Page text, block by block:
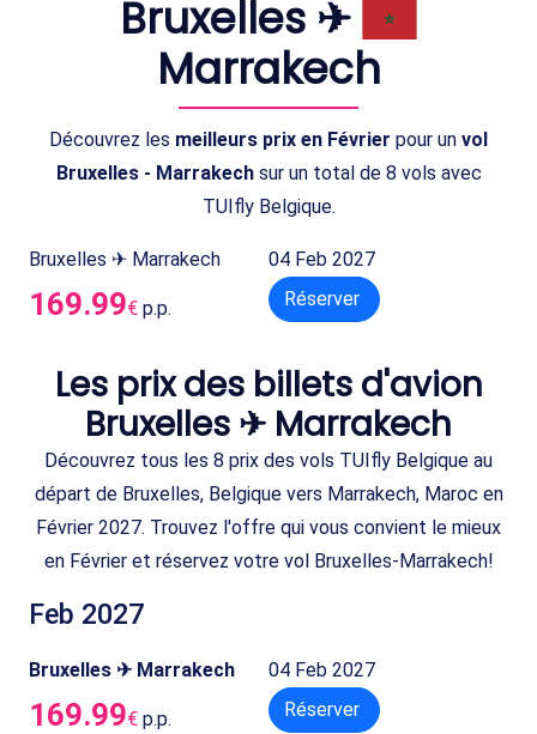
Bruxelles ✈
Marrakech
Découvrez les meilleurs prix en Février pour un vol
Bruxelles - Marrakechsur un total de 8 vols avec
TUIfly Belgique.
Bruxelles ✈ Marrakech 04 Feb 2027
169.99€ p.p. Réserver
Les prix des billets d'avion
Bruxelles ✈ Marrakech
Découvrez tous les 8 prix des vols TUIfly Belgique au
départ de Bruxelles, Belgique vers Marrakech, Maroc en
Février 2027. Trouvez l'offre qui vous convient le mieux
en Février et réservez votre vol Bruxelles-Marrakech!
Feb 2027
Bruxelles ✈ Marrakech 04 Feb 2027
169.99€ p.p. Réserver